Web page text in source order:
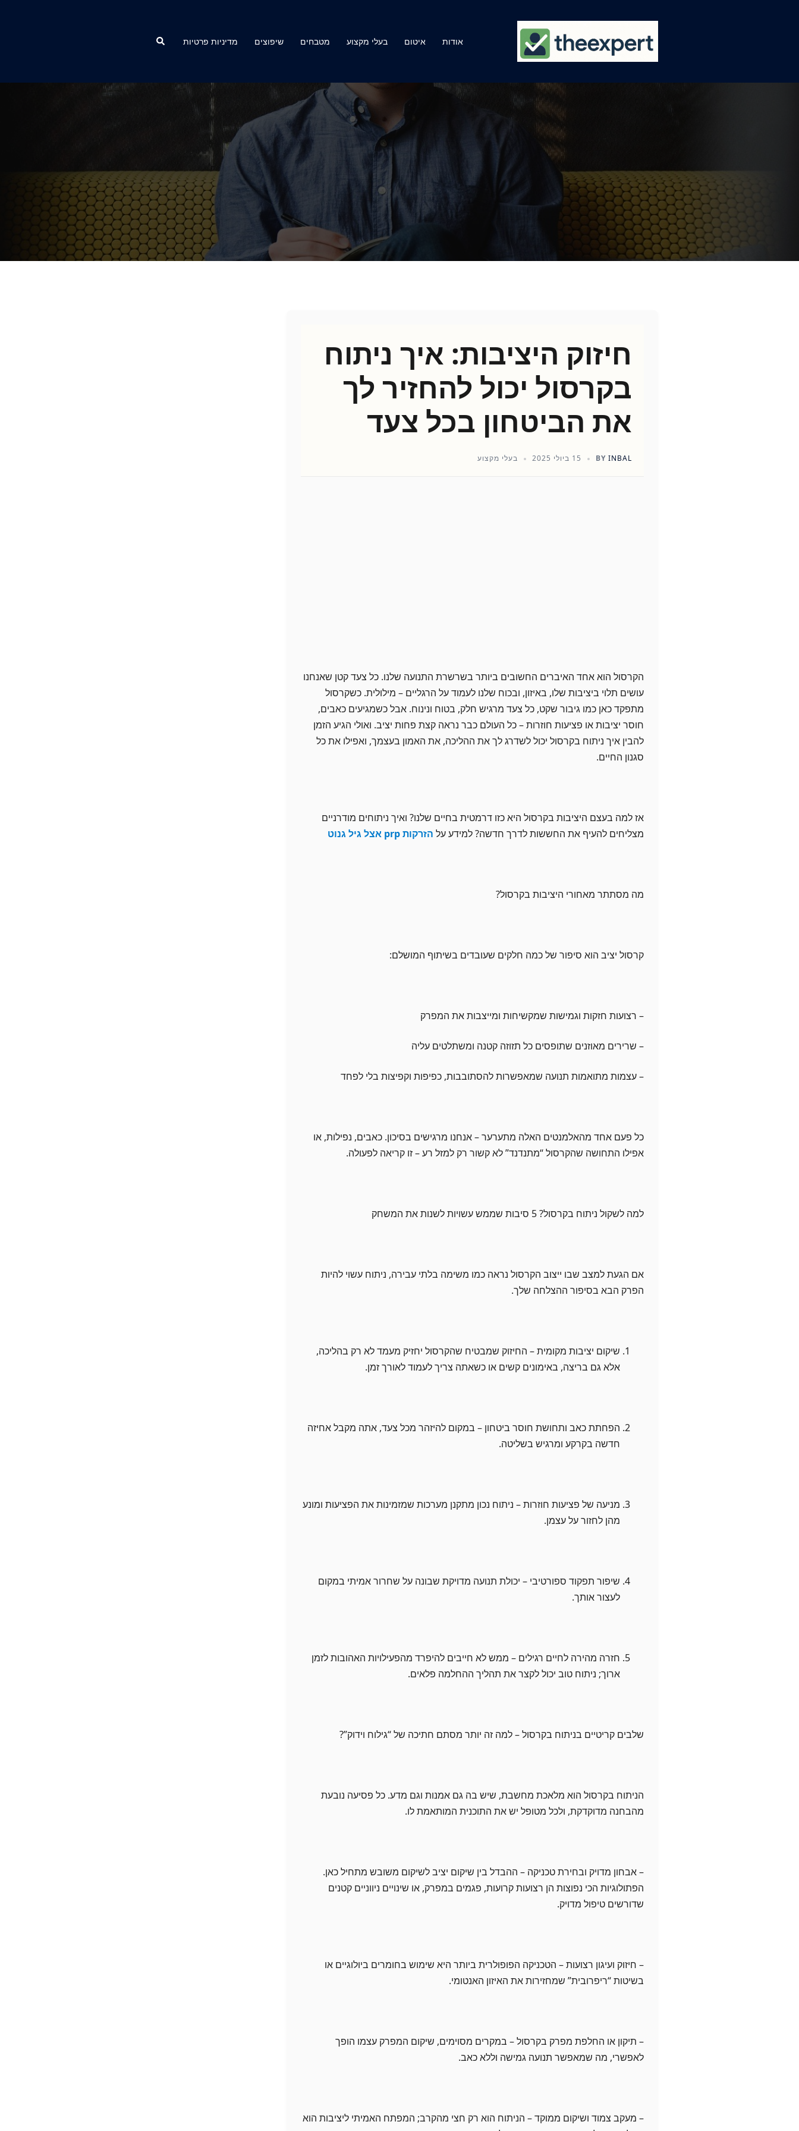
אודות איטום בעלי מקצוע מטבחים שיפוצים מדיניות פרטיות Search
חיזוק היציבות: איך ניתוח
בקרסול יכול להחזיר לך
את הביטחון בכל צעד
BY INBAL 15 ביולי 2025 בעלי מקצוע
הקרסול הוא אחד האיברים החשובים ביותר בשרשרת התנועה שלנו. כל צעד קטן שאנחנו
עושים תלוי ביציבות שלו, באיזון, ובכוח שלנו לעמוד על הרגליים – מילולית. כשקרסול
מתפקד כאן כמו גיבור שקט, כל צעד מרגיש חלק, בטוח ונינוח. אבל כשמגיעים כאבים,
חוסר יציבות או פציעות חוזרות – כל העולם כבר נראה קצת פחות יציב. ואולי הגיע הזמן
להבין איך ניתוח בקרסול יכול לשדרג לך את ההליכה, את האמון בעצמך, ואפילו את כל
סגנון החיים.
אז למה בעצם היציבות בקרסול היא כזו דרמטית בחיים שלנו? ואיך ניתוחים מודרניים
מצליחים להעיף את החששות לדרך חדשה? למידע על הזרקות prp אצל גיל גנוט
מה מסתתר מאחורי היציבות בקרסול?
קרסול יציב הוא סיפור של כמה חלקים שעובדים בשיתוף המושלם:
– רצועות חזקות וגמישות שמקשיחות ומייצבות את המפרק
– שרירים מאוזנים שתופסים כל תזוזה קטנה ומשתלטים עליה
– עצמות מתואמות תנועה שמאפשרות להסתובבות, כפיפות וקפיצות בלי לפחד
כל פעם אחד מהאלמנטים האלה מתערער – אנחנו מרגישים בסיכון. כאבים, נפילות, או
אפילו התחושה שהקרסול “מתנדנד” לא קשור רק למזל רע – זו קריאה לפעולה.
למה לשקול ניתוח בקרסול? 5 סיבות שממש עשויות לשנות את המשחק
אם הגעת למצב שבו ייצוב הקרסול נראה כמו משימה בלתי עבירה, ניתוח עשוי להיות
הפרק הבא בסיפור ההצלחה שלך.
שיקום יציבות מקומית – החיזוק שמבטיח שהקרסול יחזיק מעמד לא רק בהליכה,
אלא גם בריצה, באימונים קשים או כשאתה צריך לעמוד לאורך זמן.
הפחתת כאב ותחושת חוסר ביטחון – במקום להיזהר מכל צעד, אתה מקבל אחיזה
חדשה בקרקע ומרגיש בשליטה.
מניעה של פציעות חוזרות – ניתוח נכון מתקנן מערכות שמזמינות את הפציעות ומונע
מהן לחזור על עצמן.
שיפור תפקוד ספורטיבי – יכולת תנועה מדויקת שבונה על שחרור אמיתי במקום
לעצור אותך.
חזרה מהירה לחיים רגילים – ממש לא חייבים להיפרד מהפעילויות האהובות לזמן
ארוך; ניתוח טוב יכול לקצר את תהליך ההחלמה פלאים.
שלבים קריטיים בניתוח בקרסול – למה זה יותר מסתם חתיכה של “גילוח וידוק”?
הניתוח בקרסול הוא מלאכת מחשבת, שיש בה גם אמנות וגם מדע. כל פסיעה נובעת
מהבחנה מדוקדקת, ולכל מטופל יש את התוכנית המותאמת לו.
– אבחון מדויק ובחירת טכניקה – ההבדל בין שיקום יציב לשיקום משובש מתחיל כאן.
הפתולוגיות הכי נפוצות הן רצועות קרועות, פגמים במפרק, או שינויים ניווניים קטנים
שדורשים טיפול מדויק.
– חיזוק ועיגון רצועות – הטכניקה הפופולרית ביותר היא שימוש בחומרים ביולוגיים או
בשיטות “ריפרובית” שמחזירות את האיזון האנטומי.
– תיקון או החלפת מפרק בקרסול – במקרים מסוימים, שיקום המפרק עצמו הופך
לאפשרי, מה שמאפשר תנועה גמישה וללא כאב.
– מעקב צמוד ושיקום ממוקד – הניתוח הוא רק חצי מהקרב; המפתח האמיתי ליציבות הוא